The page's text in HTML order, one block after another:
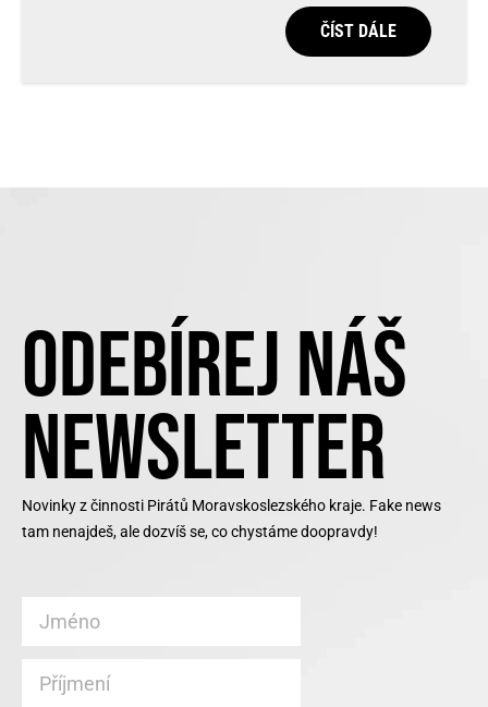
ČÍST DÁLE
ODEBÍREJ NÁŠ
NEWSLETTER
Novinky z činnosti Pirátů Moravskoslezského kraje. Fake news
tam nenajdeš, ale dozvíš se, co chystáme doopravdy!